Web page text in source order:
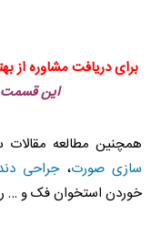
برای دریافت مشاوره از
این قسمت
همچنین مطالعه مقالات
سازی صورت،جراحی
خوردن استخوان فک و …